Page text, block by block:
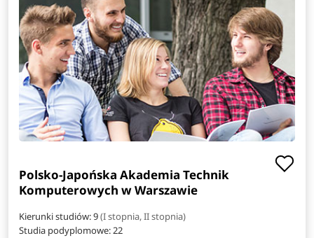
Polsko-Japońska Akademia Technik
Komputerowych w Warszawie
Kierunki studiów: 9(I stopnia, II stopnia)
Studia podyplomowe:22